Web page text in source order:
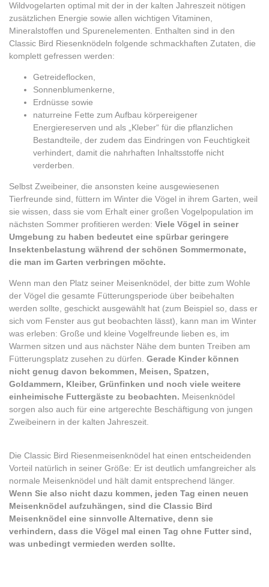
Wildvogelarten optimal mit der in der kalten Jahreszeit nötigen
zusätzlichen Energie sowie allen wichtigen Vitaminen,
Mineralstoffen und Spurenelementen. Enthalten sind in den
Classic Bird Riesenknödeln folgende schmackhaften Zutaten, die
komplett gefressen werden:
Getreideflocken,
Sonnenblumenkerne,
Erdnüsse sowie
naturreine Fette zum Aufbau körpereigener
Energiereserven und als „Kleber“ für die pflanzlichen
Bestandteile, der zudem das Eindringen von Feuchtigkeit
verhindert, damit die nahrhaften Inhaltsstoffe nicht
verderben.
Selbst Zweibeiner, die ansonsten keine ausgewiesenen
Tierfreunde sind, füttern im Winter die Vögel in ihrem Garten, weil
sie wissen, dass sie vom Erhalt einer großen Vogelpopulation im
nächsten Sommer profitieren werden: Viele Vögel in seiner
Umgebung zu haben bedeutet eine spürbar geringere
Insektenbelastung während der schönen Sommermonate,
die man im Garten verbringen möchte.
Wenn man den Platz seiner Meisenknödel, der bitte zum Wohle
der Vögel die gesamte Fütterungsperiode über beibehalten
werden sollte, geschickt ausgewählt hat (zum Beispiel so, dass er
sich vom Fenster aus gut beobachten lässt), kann man im Winter
was erleben: Große und kleine Vogelfreunde lieben es, im
Warmen sitzen und aus nächster Nähe dem bunten Treiben am
Fütterungsplatz zusehen zu dürfen. Gerade Kinder können
nicht genug davon bekommen, Meisen, Spatzen,
Goldammern, Kleiber, Grünfinken und noch viele weitere
einheimische Futtergäste zu beobachten. Meisenknödel
sorgen also auch für eine artgerechte Beschäftigung von jungen
Zweibeinern in der kalten Jahreszeit.
Die Classic Bird Riesenmeisenknödel hat einen entscheidenden
Vorteil natürlich in seiner Größe: Er ist deutlich umfangreicher als
normale Meisenknödel und hält damit entsprechend länger.
Wenn Sie also nicht dazu kommen, jeden Tag einen neuen
Meisenknödel aufzuhängen, sind die Classic Bird
Meisenknödel eine sinnvolle Alternative, denn sie
verhindern, dass die Vögel mal einen Tag ohne Futter sind,
was unbedingt vermieden werden sollte.